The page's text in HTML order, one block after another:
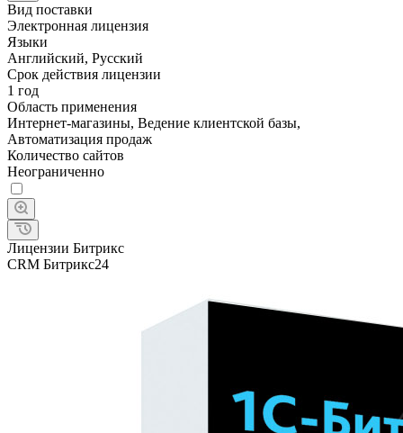
Вид поставки
Электронная лицензия
Языки
Английский, Русский
Срок действия лицензии
1 год
Область применения
Интернет-магазины, Ведение клиентской базы,
Автоматизация продаж
Количество сайтов
Неограниченно
Лицензии Битрикс
CRM Битрикс24